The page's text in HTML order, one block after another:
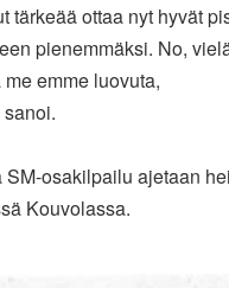
tärkeää ottaa nyt hyvät
pienemmäksi. No,
emme luovuta,
SM-osakilpailu ajetaan
Kouvolassa.